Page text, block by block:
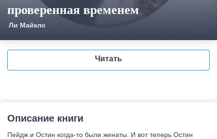
проверенная временем
Ли Майклс
Читать
Описание книги
Пейдж и Остин когда-то были женаты. И вот теперь Остин